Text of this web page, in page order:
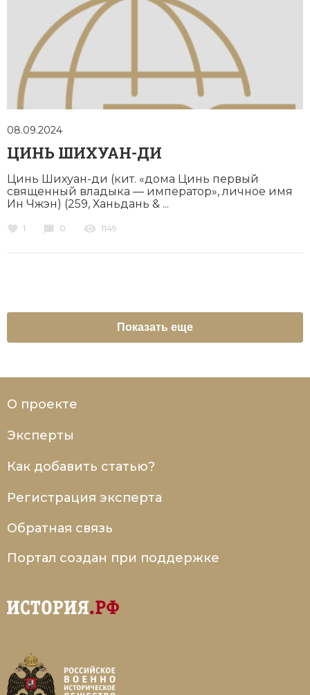
08.09.2024
ЦИНЬ ШИХУАН-ДИ
Цинь Шихуан-ди (кит. «дома Цинь первый
священный владыка — император», личное имя
Ин Чжэн) (259, Хань­дань & ...
1 0 1149
Показать еще
О проекте
Эксперты
Как добавить статью?
Регистрация эксперта
Обратная связь
Портал создан при поддержке